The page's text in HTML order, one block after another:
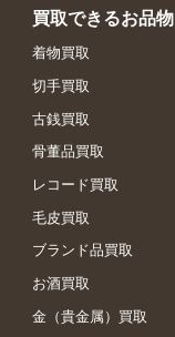
買取できるお品物
着物買取
切手買取
古銭買取
骨董品買取
レコード買取
毛皮買取
ブランド品買取
お酒買取
金（貴金属）買取